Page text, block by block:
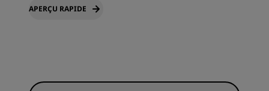
APERÇU RAPIDE